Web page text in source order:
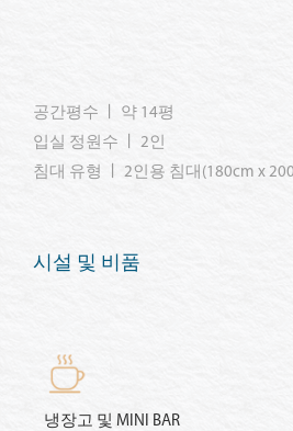
공간평수 ㅣ 약 14평
입실 정원수 ㅣ 2인
침대 유형 ㅣ 2인용 침대(180cm x
시설 및 비품
냉장고 및 MINI BAR